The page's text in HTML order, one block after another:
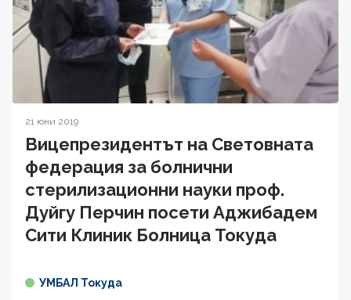
21 юни 2019
Вицепрезидентът на Световната
федерация за болнични
стерилизационни науки проф.
Дуйгу Перчин посети Аджибадем
Сити Клиник Болница Токуда
УМБАЛ Токуда